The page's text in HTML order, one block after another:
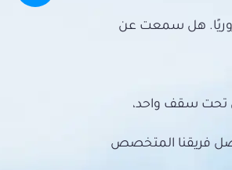
هل سمعت عن
تحت سقف واحد،
فريقنا المتخصص